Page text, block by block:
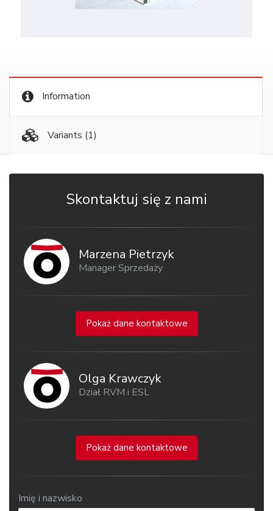
Information
Variants (1)
Skontaktuj się z nami
Marzena Pietrzyk
Manager Sprzedaży
Pokaż dane kontaktowe
Olga Krawczyk
Dział RVM i ESL
Pokaż dane kontaktowe
Imię i nazwisko